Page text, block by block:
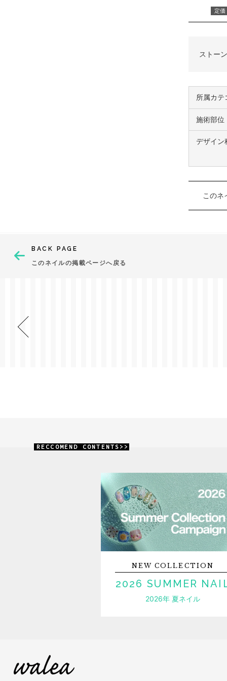
定価
ストー
所属カテ
施術部位
デザイン
このネ
BACK PAGE
このネイルの掲載ページへ戻る
RECCOMEND CONTENTS>>
NEWCOLLECTION
2026 SUMMER
2026年 夏ネイル